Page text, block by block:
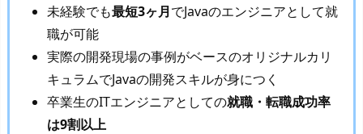
未経験でも最短3ヶ月でJavaのエンジニアとして就
職が可能
実際の開発現場の事例がベースのオリジナルカリ
キュラムでJavaの開発スキルが身につく
卒業生のITエンジニアとしての就職・転職成功率
は9割以上